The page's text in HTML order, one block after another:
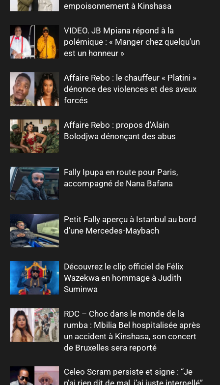
empoisonnement à Kinshasa
VIDEO. JB Mpiana répond à la
polémique : « Manger chez quelqu’un
est un honneur »
Affaire Rebo : le chauffeur « Platini »
dénonce des violences et des aveux
forcés
Affaire Rebo : propos d’Alain
Bolodjwa dénonçant des abus
Fally Ipupa en route pour Paris,
accompagné de Nana Bafana
Petit Fally aperçu à Istanbul au bord
d’une Mercedes-Maybach
Découvrez le clip officiel de Félix
Wazekwa en hommage à Judith
Suminwa
RDC – Choc dans le monde de la
rumba : Mbilia Bel hospitalisée après
un accident à Kinshasa, son concert
de Bruxelles sera reporté
Celeo Scram persiste et signe : “Je
n’ai rien dit de mal, j’ai juste interpellé”